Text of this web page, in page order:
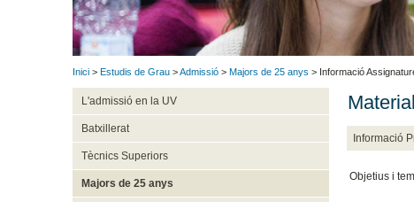
Inici > Estudis de Grau >Admissió > Majors de 25 anys > Informació
L'admissió en la UV
Batxillerat
Tècnics Superiors
Majors de 25 anys
Informació
Objetius i